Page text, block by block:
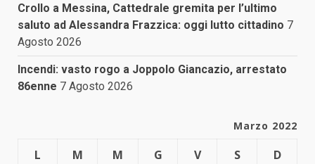
Crollo a Messina, Cattedrale gremita per l’ultimo
saluto ad Alessandra Frazzica: oggi lutto cittadino 7
Agosto 2026
Incendi: vasto rogo a Joppolo Giancazio, arrestato
86enne 7 Agosto 2026
Marzo 2022
L M M G V S
D